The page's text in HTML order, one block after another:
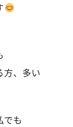
方、多い
でも